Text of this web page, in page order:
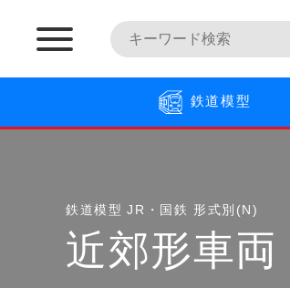
鉄道模型
鉄道模型 JR・国鉄 形式別(N)
近郊形車両